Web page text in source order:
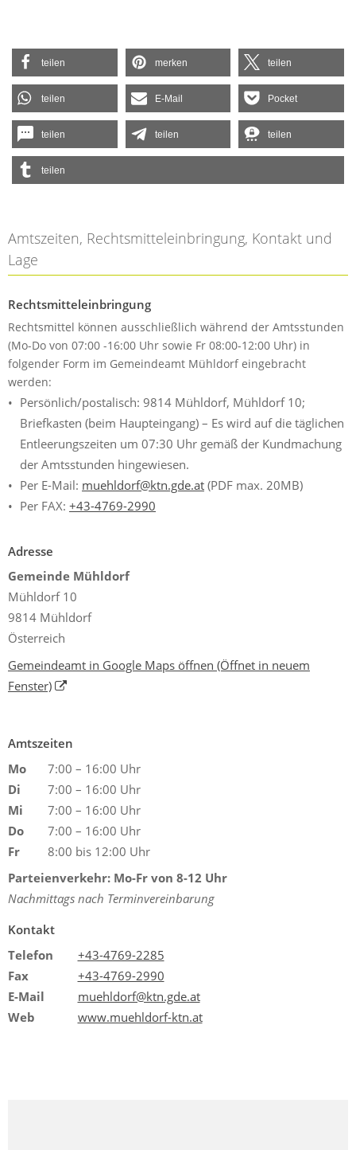
teilen merken teilen
teilen E-Mail Pocket
teilen teilen teilen
teilen
Amtszeiten, Rechtsmitteleinbringung, Kontakt und
Lage
Rechtsmitteleinbringung
Rechtsmittel können ausschließlich während der Amtsstunden
(Mo-Do von 07:00 -16:00 Uhr sowie Fr 08:00-12:00 Uhr) in
folgender Form im Gemeindeamt Mühldorf eingebracht
werden:
Persönlich/postalisch: 9814 Mühldorf, Mühldorf 10;
Briefkasten (beim Haupteingang) – Es wird auf die täglichen
Entleerungszeiten um 07:30 Uhr gemäß der Kundmachung
der Amtsstunden hingewiesen.
Per E-Mail: muehldorf@ktn.gde.at (PDF max. 20MB)
Per FAX: +43-4769-2990
Adresse
Gemeinde Mühldorf
Mühldorf 10
9814 Mühldorf
Österreich
Gemeindeamt in Google Maps öffnen (Öffnet in neuem
Fenster)
Amtszeiten
Mo
7:00 – 16:00 Uhr
Di
7:00 – 16:00 Uhr
Mi
7:00 – 16:00 Uhr
Do
7:00 – 16:00 Uhr
Fr
8:00 bis 12:00 Uhr
Parteienverkehr: Mo-Fr von 8-12 Uhr
Nachmittags nach Terminvereinbarung
Kontakt
Telefon
+43-4769-2285
Fax
+43-4769-2990
E-Mail
muehldorf@ktn.gde.at
Web
www.muehldorf-ktn.at